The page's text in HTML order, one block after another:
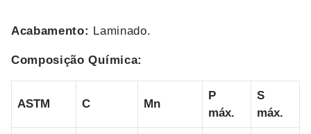
Acabamento: Laminado.
Composição Química:
ASTM C Mn
P
máx.
S
máx.